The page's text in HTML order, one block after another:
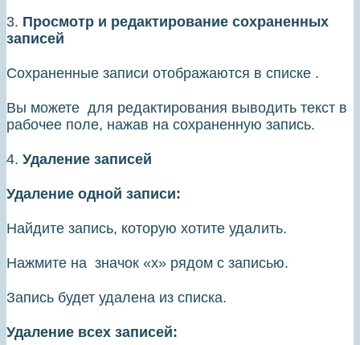
3. Просмотр и редактирование сохраненных
записей
Сохраненные записи отображаются в списке .
Вы можете для редактирования выводить текст в
рабочее поле, нажав на сохраненную запись.
4. Удаление записей
Удаление одной записи:
Найдите запись, которую хотите удалить.
Нажмите на значок «х» рядом с записью.
Запись будет удалена из списка.
Удаление всех записей: